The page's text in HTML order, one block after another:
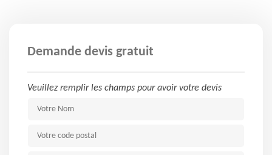
Demande devis gratuit
Veuillez remplir les champs pour avoir votre devis